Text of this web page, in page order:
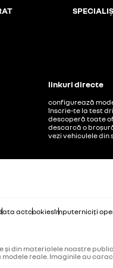
linkuri directe
configurează
înscrie-te la test
descoperă toate
descarcă o
vezi vehiculele din
actcookiesîmputerniciți
și din materialele noastre
modele reale. Imaginile au